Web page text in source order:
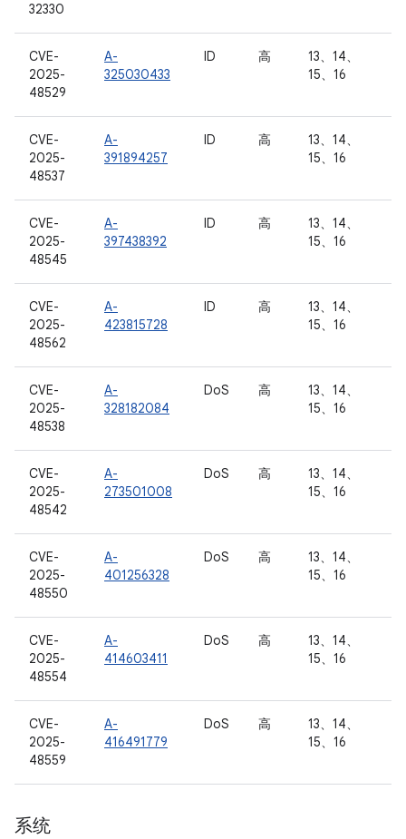
32330
CVE-
2025-
48529
A-
325030433
ID 高
13、14、
15、16
CVE-
2025-
48537
A-
391894257
ID 高
13、14、
15、16
CVE-
2025-
48545
A-
397438392
ID 高
13、14、
15、16
CVE-
2025-
48562
A-
423815728
ID 高
13、14、
15、16
CVE-
2025-
48538
A-
328182084
DoS 高
13、14、
15、16
CVE-
2025-
48542
A-
273501008
DoS 高
13、14、
15、16
CVE-
2025-
48550
A-
401256328
DoS 高
13、14、
15、16
CVE-
2025-
48554
A-
414603411
DoS 高
13、14、
15、16
CVE-
2025-
48559
A-
416491779
DoS 高
13、14、
15、16
系统